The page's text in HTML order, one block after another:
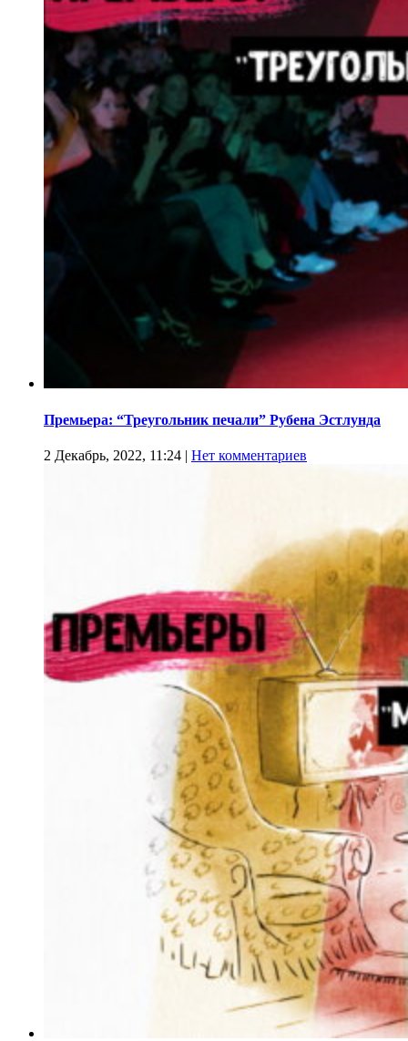
Премьера: “Треугольник печали” Рубена Эстлунда
2 Декабрь, 2022, 11:24 | Нет комментариев